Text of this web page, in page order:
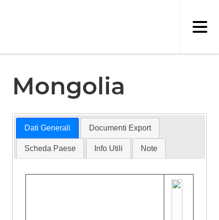
Mongolia
Dati Generali Documenti Export
Scheda Paese Info Utili Note